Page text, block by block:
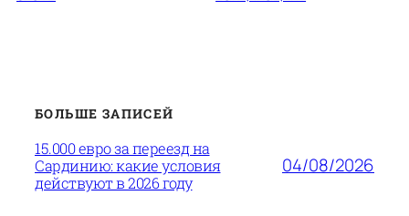
БОЛЬШЕ ЗАПИСЕЙ
15.000 евро за переезд на
Сардинию: какие условия
действуют в 2026 году
04/08/2026